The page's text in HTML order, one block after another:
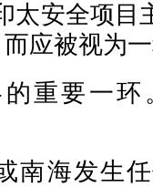
太安全项目
而应被视为
重要一
南海发生